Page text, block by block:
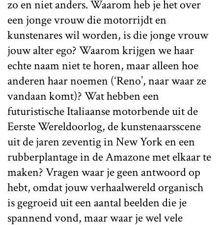
zo en niet anders. Waarom heb je het over
een jonge vrouw die motorrijdt en
kunstenares wil worden, is die jonge vrouw
jouw alter ego? Waarom krijgen we haar
echte naam niet te horen, maar alleen hoe
anderen haar noemen (‘Reno’, naar waar ze
vandaan komt)? Wat hebben een
futuristische Italiaanse motorbende uit de
Eerste Wereldoorlog, de kunstenaarsscene
uit de jaren zeventig in New York en een
rubberplantage in de Amazone met elkaar te
maken? Vragen waar je geen antwoord op
hebt, omdat jouw verhaalwereld organisch
is gegroeid uit een aantal beelden die je
spannend vond, maar waar je wel vele